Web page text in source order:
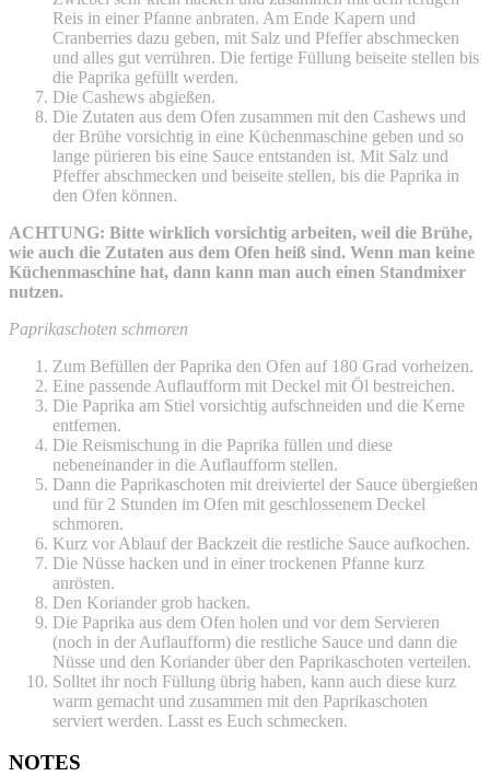
Reis in einer Pfanne anbraten. Am Ende Kapern und
Cranberries dazu geben, mit Salz und Pfeffer abschmecken
und alles gut verrühren. Die fertige Füllung beiseite stellen bis
die Paprika gefüllt werden.
Die Cashews abgießen.
Die Zutaten aus dem Ofen zusammen mit den Cashews und
der Brühe vorsichtig in eine Küchenmaschine geben und so
lange pürieren bis eine Sauce entstanden ist. Mit Salz und
Pfeffer abschmecken und beiseite stellen, bis die Paprika in
den Ofen können.
ACHTUNG: Bitte wirklich vorsichtig arbeiten, weil die Brühe,
wie auch die Zutaten aus dem Ofen heiß sind. Wenn man keine
Küchenmaschine hat, dann kann man auch einen Standmixer
nutzen.
Paprikaschoten schmoren
Zum Befüllen der Paprika den Ofen auf 180 Grad vorheizen.
Eine passende Auflaufform mit Deckel mit Öl bestreichen.
Die Paprika am Stiel vorsichtig aufschneiden und die Kerne
entfernen.
Die Reismischung in die Paprika füllen und diese
nebeneinander in die Auflaufform stellen.
Dann die Paprikaschoten mit dreiviertel der Sauce übergießen
und für 2 Stunden im Ofen mit geschlossenem Deckel
schmoren.
Kurz vor Ablauf der Backzeit die restliche Sauce aufkochen.
Die Nüsse hacken und in einer trockenen Pfanne kurz
anrösten.
Den Koriander grob hacken.
Die Paprika aus dem Ofen holen und vor dem Servieren
(noch in der Auflaufform) die restliche Sauce und dann die
Nüsse und den Koriander über den Paprikaschoten verteilen.
Solltet ihr noch Füllung übrig haben, kann auch diese kurz
warm gemacht und zusammen mit den Paprikaschoten
serviert werden. Lasst es Euch schmecken.
NOTES